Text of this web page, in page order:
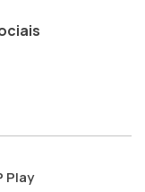
ao
Play